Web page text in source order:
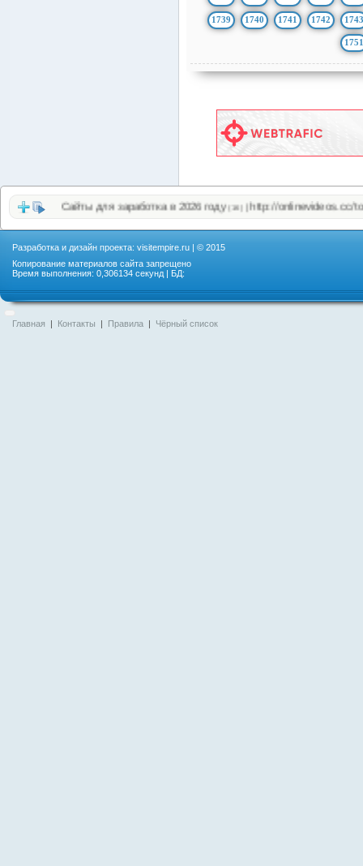
1739 1740 1741 1742 1743
1751
Сайты для заработка в 2026 году(16)|http://onlinevideos.cc/top.php
Разработка и дизайн проекта: visitempire.ru | © 2015
Копирование материалов сайта запрещено
Время выполнения: 0,306134 секунд | БД:
Главная | Контакты | Правила | Чёрный список